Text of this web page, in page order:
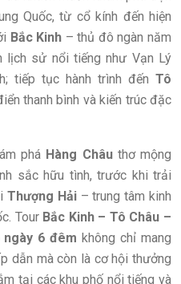
Quốc, từ cổ kính đến hiện
Bắc Kinh – thủ đô ngàn năm
lịch sử nổi tiếng như Vạn Lý
tiếp tục hành trình đến Tô
thanh bình và kiến trúc đặc
phá Hàng Châuthơ mộng
sắc hữu tình, trước khi trải
Thượng Hải– trung tâm kinh
Tour Bắc Kinh – Tô Châu –
6 đêm không chỉ mang
dẫn mà còn là cơ hội thưởng
tại các khu phố nổi tiếng và